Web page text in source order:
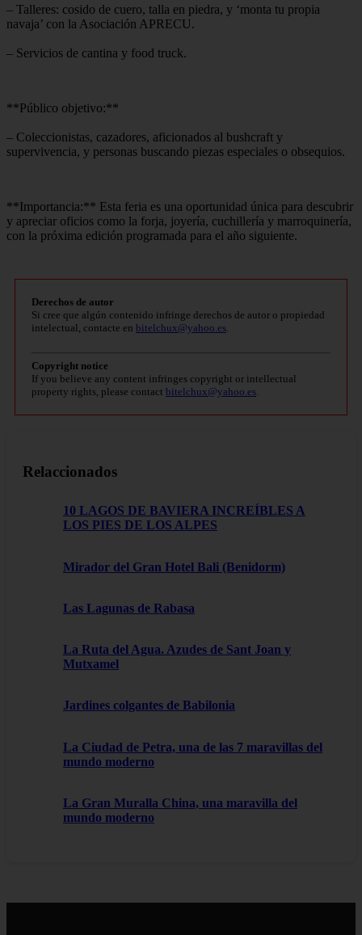
– Talleres: cosido de cuero, talla en piedra, y ‘monta tu propia
navaja’ con la Asociación APRECU.
– Servicios de cantina y food truck.
**Público objetivo:**
– Coleccionistas, cazadores, aficionados al bushcraft y
supervivencia, y personas buscando piezas especiales o obsequios.
**Importancia:** Esta feria es una oportunidad única para descubrir
y apreciar oficios como la forja, joyería, cuchillería y marroquinería,
con la próxima edición programada para el año siguiente.
Derechos de autor
Si cree que algún contenido infringe derechos de autor o propiedad
intelectual, contacte en bitelchux@yahoo.es
Copyright notice
If you believe any content infringes copyright or intellectual
property rights, please contact bitelchux@yahoo.es
Relaccionados
10 LAGOS DE BAVIERA INCREÍBLES A
LOS PIES DE LOS ALPES
Mirador del Gran Hotel Bali (Benidorm)
Las Lagunas de Rabasa
La Ruta del Agua. Azudes de Sant Joan y
Mutxamel
Jardines colgantes de Babilonia
La Ciudad de Petra, una de las 7 maravillas del
mundo moderno
La Gran Muralla China, una maravilla del
mundo moderno